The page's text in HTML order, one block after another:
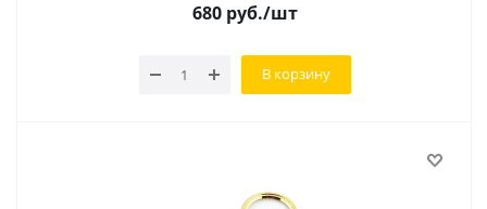
680руб./шт
В корзину